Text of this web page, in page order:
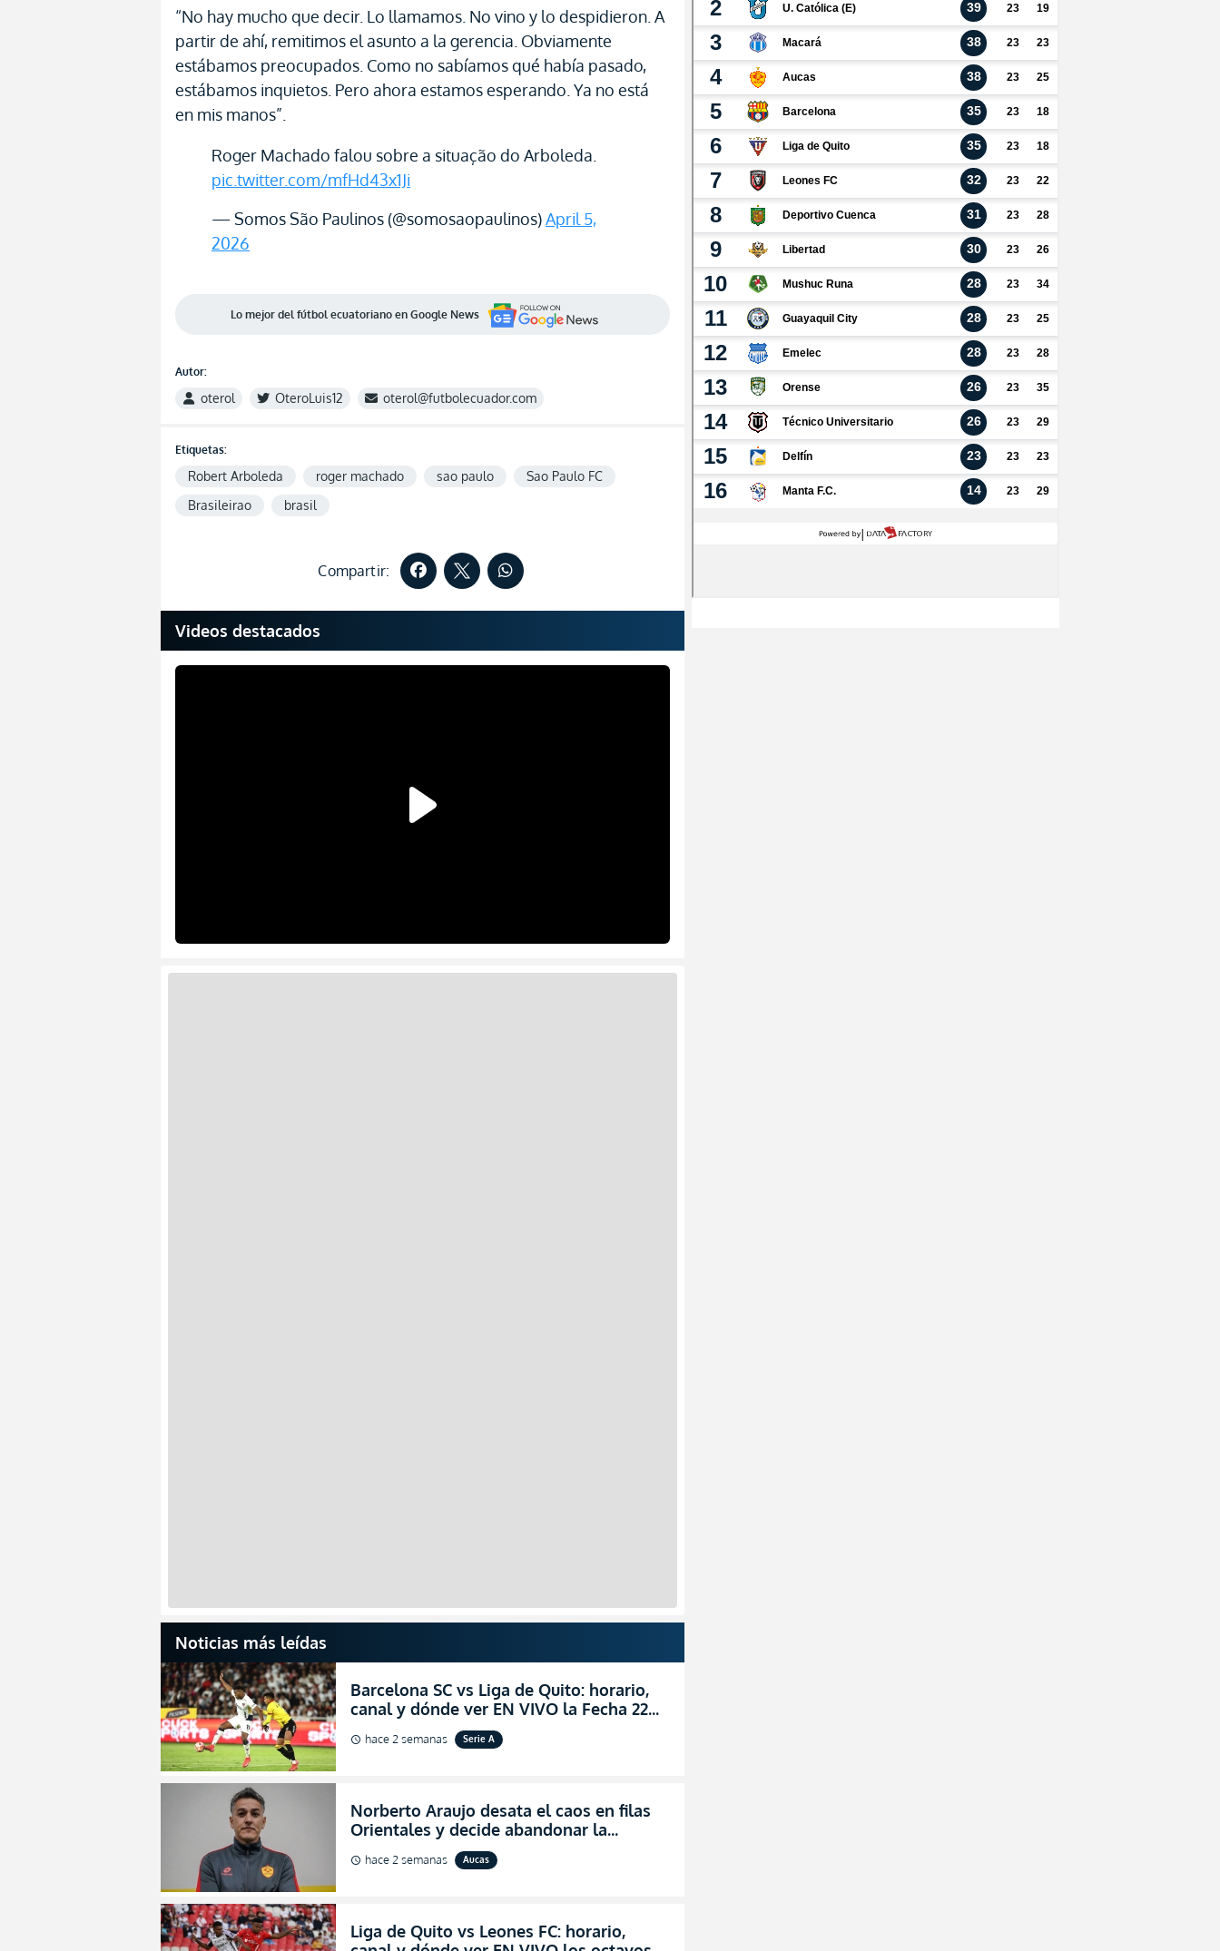
“No hay mucho que decir. Lo llamamos. No vino y lo despidieron. A
partir de ahí, remitimos el asunto a la gerencia. Obviamente
estábamos preocupados. Como no sabíamos qué había pasado,
estábamos inquietos. Pero ahora estamos esperando. Ya no está
en mis manos”.
Roger Machado falou sobre a situação do Arboleda.
pic.twitter.com/mfHd43x1Ji
— Somos São Paulinos (@somosaopaulinos)April 5,
2026
Lo mejor del fútbol ecuatoriano en Google News
Autor:
oterol OteroLuis12 oterol@futbolecuador.com
Etiquetas:
Robert Arboleda roger machado sao paulo
Sao Paulo FC
Brasileirao
brasil
Compartir:
Videos destacados
Noticias más leídas
Barcelona SC vs Liga de Quito: horario,
canal y dónde ver EN VIVO la Fecha 22
de la LigaPro 2026
schedule hace 2 semanas Serie A
Norberto Araujo desata el caos en filas
Orientales y decide abandonar la
dirección técnica de Aucas
schedule hace 2 semanas Aucas
Liga de Quito vs Leones FC: horario,